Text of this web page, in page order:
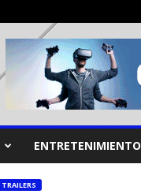
ENTRETENIMIENTO
TRAILERS